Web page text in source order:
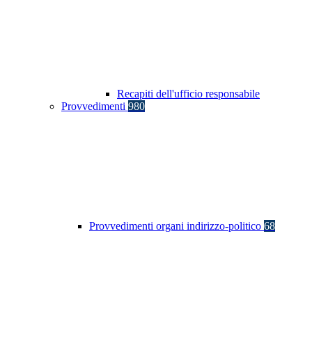
Recapiti dell'ufficio responsabile
Provvedimenti 980
Provvedimenti organi indirizzo-politico 68